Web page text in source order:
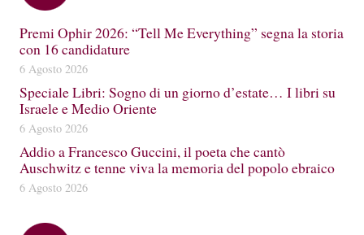
Premi Ophir 2026: “Tell Me Everything” segna la storia
con 16 candidature
6 Agosto 2026
Speciale Libri: Sogno di un giorno d’estate… I libri su
Israele e Medio Oriente
6 Agosto 2026
Addio a Francesco Guccini, il poeta che cantò
Auschwitz e tenne viva la memoria del popolo ebraico
6 Agosto 2026